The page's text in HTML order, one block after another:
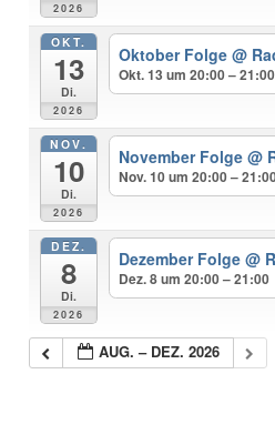
2026
OKT.
13
Di.
2026
Oktober Folge @
Okt. 13 um 20:00 – 21:00
NOV.
10
Di.
2026
November Folge @
Nov. 10 um 20:00 –
DEZ.
8
Di.
2026
Dezember Folge @
Dez. 8 um 20:00 – 21:00
AUG. – DEZ. 2026